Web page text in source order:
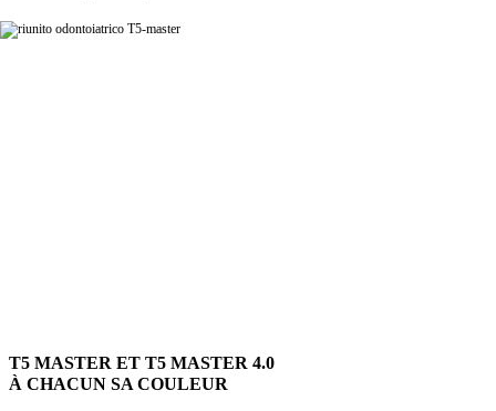
T5 MASTER ET T5 MASTER 4.0
À CHACUN SA COULEUR